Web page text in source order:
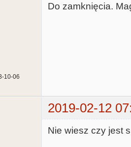
10-06
Do zamknięcia.
2019-02-12
Nie wiesz czy jest